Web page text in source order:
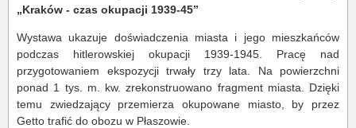
„Kraków - czas okupacji 1939-45”
Wystawa ukazuje doświadczenia miasta i jego mieszkańców
podczas hitlerowskiej okupacji 1939-1945. Pracę nad
przygotowaniem ekspozycji trwały trzy lata. Na powierzchni
ponad 1 tys. m. kw. zrekonstruowano fragment miasta. Dzięki
temu zwiedzający przemierza okupowane miasto, by przez
Getto trafić do obozu w Płaszowie.